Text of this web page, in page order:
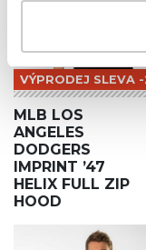
VÝPRODEJ SLEVA
MLB LOS
ANGELES
DODGERS
IMPRINT ’47
HELIX FULL ZIP
HOOD